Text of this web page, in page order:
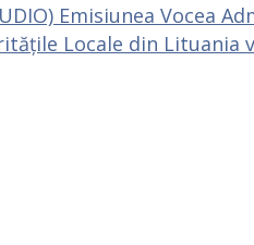
Emisiunea Vocea
Locale din